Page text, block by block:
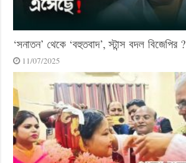
‘সনাতন’ থেকে ‘বহুতবাদ’, স্টান্স বদল বিজেপির ?
11/07/2025